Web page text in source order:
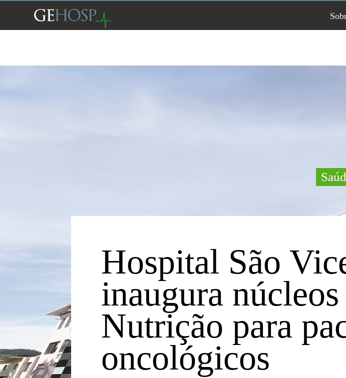
Hospital São
inaugura
Nutrição para
oncológicos